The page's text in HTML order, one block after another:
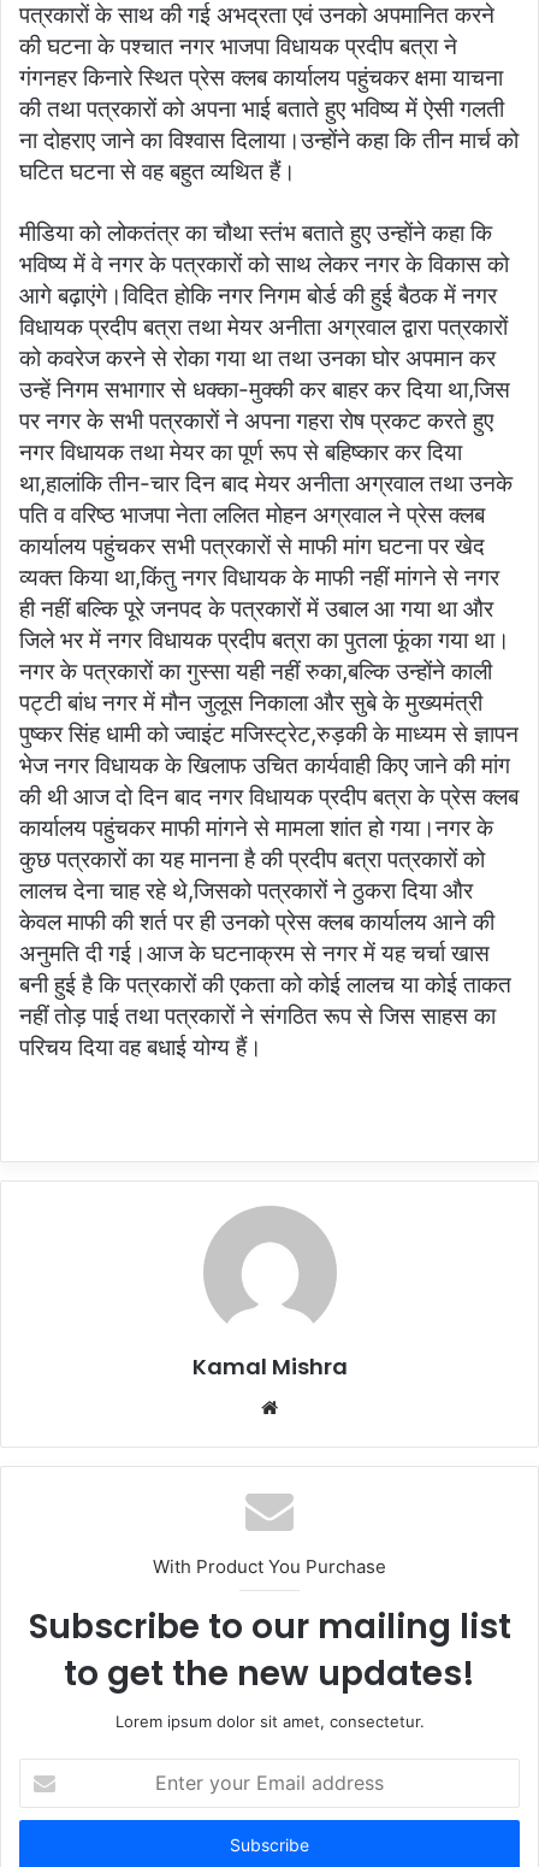
पत्रकारों के साथ की गई अभद्रता एवं उनको अपमानित करने
की घटना के पश्चात नगर भाजपा विधायक प्रदीप बत्रा ने
गंगनहर किनारे स्थित प्रेस क्लब कार्यालय पहुंचकर क्षमा याचना
की तथा पत्रकारों को अपना भाई बताते हुए भविष्य में ऐसी गलती
ना दोहराए जाने का विश्वास दिलाया।उन्होंने कहा कि तीन मार्च को
घटित घटना से वह बहुत व्यथित हैं।
मीडिया को लोकतंत्र का चौथा स्तंभ बताते हुए उन्होंने कहा कि
भविष्य में वे नगर के पत्रकारों को साथ लेकर नगर के विकास को
आगे बढ़ाएंगे।विदित होकि नगर निगम बोर्ड की हुई बैठक में नगर
विधायक प्रदीप बत्रा तथा मेयर अनीता अग्रवाल द्वारा पत्रकारों
को कवरेज करने से रोका गया था तथा उनका घोर अपमान कर
उन्हें निगम सभागार से धक्का-मुक्की कर बाहर कर दिया था,जिस
पर नगर के सभी पत्रकारों ने अपना गहरा रोष प्रकट करते हुए
नगर विधायक तथा मेयर का पूर्ण रूप से बहिष्कार कर दिया
था,हालांकि तीन-चार दिन बाद मेयर अनीता अग्रवाल तथा उनके
पति व वरिष्ठ भाजपा नेता ललित मोहन अग्रवाल ने प्रेस क्लब
कार्यालय पहुंचकर सभी पत्रकारों से माफी मांग घटना पर खेद
व्यक्त किया था,किंतु नगर विधायक के माफी नहीं मांगने से नगर
ही नहीं बल्कि पूरे जनपद के पत्रकारों में उबाल आ गया था और
जिले भर में नगर विधायक प्रदीप बत्रा का पुतला फूंका गया था।
नगर के पत्रकारों का गुस्सा यही नहीं रुका,बल्कि उन्होंने काली
पट्टी बांध नगर में मौन जुलूस निकाला और सुबे के मुख्यमंत्री
पुष्कर सिंह धामी को ज्वाइंट मजिस्ट्रेट,रुड़की के माध्यम से ज्ञापन
भेज नगर विधायक के खिलाफ उचित कार्यवाही किए जाने की मांग
की थी आज दो दिन बाद नगर विधायक प्रदीप बत्रा के प्रेस क्लब
कार्यालय पहुंचकर माफी मांगने से मामला शांत हो गया।नगर के
कुछ पत्रकारों का यह मानना है की प्रदीप बत्रा पत्रकारों को
लालच देना चाह रहे थे,जिसको पत्रकारों ने ठुकरा दिया और
केवल माफी की शर्त पर ही उनको प्रेस क्लब कार्यालय आने की
अनुमति दी गई।आज के घटनाक्रम से नगर में यह चर्चा खास
बनी हुई है कि पत्रकारों की एकता को कोई लालच या कोई ताकत
नहीं तोड़ पाई तथा पत्रकारों ने संगठित रूप से जिस साहस का
परिचय दिया वह बधाई योग्य हैं।
Kamal Mishra
Website
With Product You Purchase
Subscribe to our mailing list
to get the new updates!
Lorem ipsum dolor sit amet, consectetur.
your
Email